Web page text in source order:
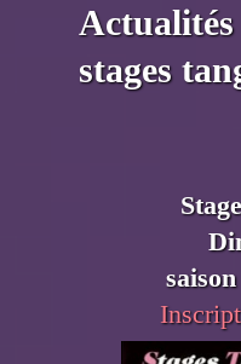
Actualités
stages